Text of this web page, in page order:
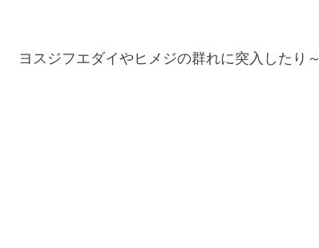
ヨスジフエダイやヒメジの群れに突入したり～